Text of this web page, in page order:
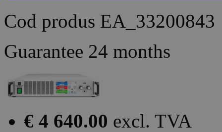
Cod produs EA_33200843
Guarantee 24 months
€ 4 640.00 excl. TVA